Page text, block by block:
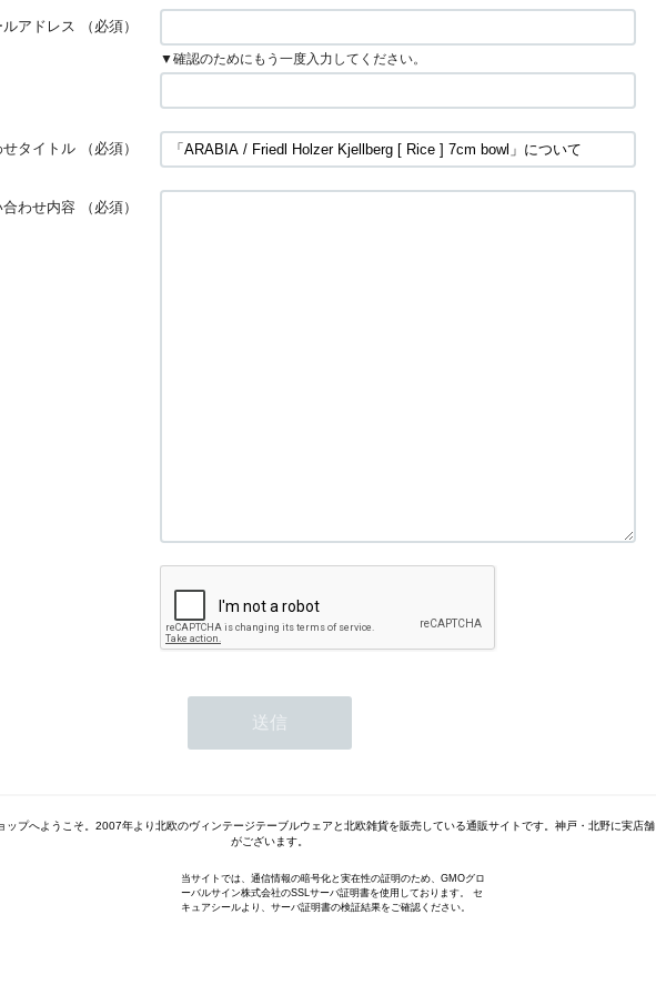
ルアドレス （必須）
▼確認のためにもう一度入力してください。
タイトル （必須）
合わせ内容 （必須）
ップへようこそ。2007年より北欧のヴィンテージテーブルウェアと北欧雑貨を販売している通販サイトです。神戸・北野に実店舗
がございます。
当サイトでは、通信情報の暗号化と実在性の証明のため、GMOグロ
ーバルサイン株式会社のSSLサーバ証明書を使用しております。 セ
キュアシールより、サーバ証明書の検証結果をご確認ください。